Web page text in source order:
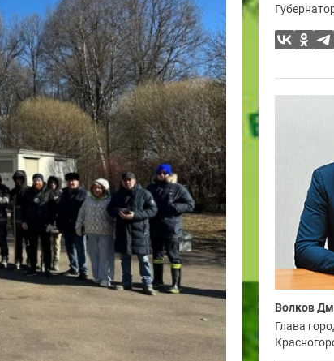
Волков
Глава